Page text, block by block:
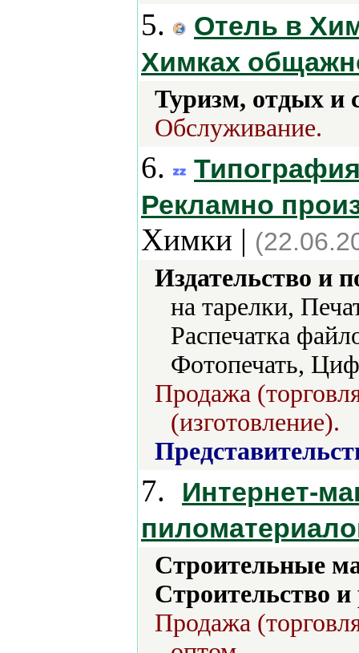
5.
Отель в
Химках
Туризм, отдых и
Обслуживание.
6.
Рекламно
Химки |
Издательство и
на тарелки,
Распечатка
Фотопечать,
Продажа
(изготовление).
7.
Интернет-
Строительные
Строительство
Продажа